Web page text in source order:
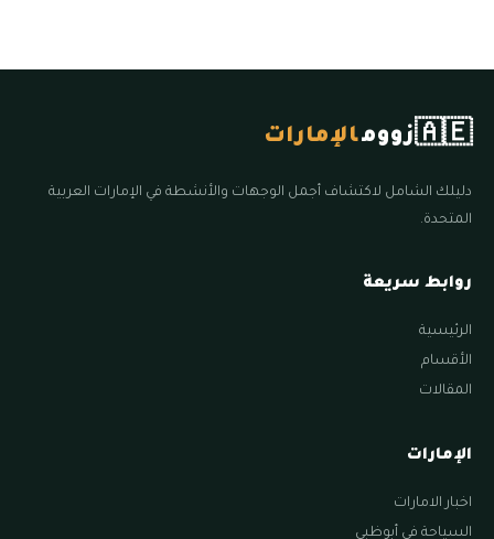
🇦🇪زوومالإمارات
دليلك الشامل لاكتشاف أجمل الوجهات والأنشطة في الإمارات العربية
المتحدة.
روابط سريعة
الرئيسية
الأقسام
المقالات
الإمارات
اخبار الامارات
السياحة في أبوظبي